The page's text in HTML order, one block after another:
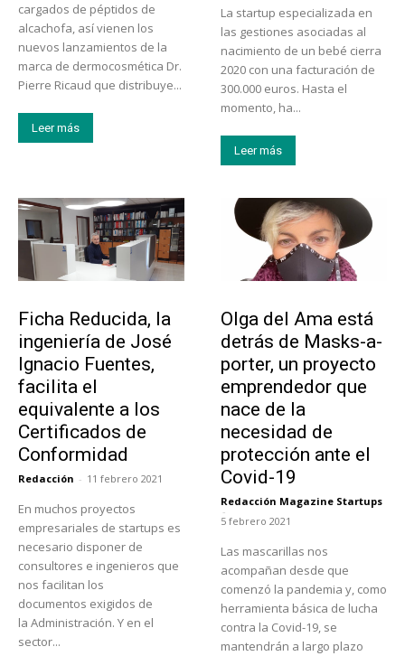
cargados de péptidos de
alcachofa, así vienen los
nuevos lanzamientos de la
marca de dermocosmética Dr.
Pierre Ricaud que distribuye...
Leer más
La startup especializada en
las gestiones asociadas al
nacimiento de un bebé cierra
2020 con una facturación de
300.000 euros. Hasta el
momento, ha...
Leer más
Ficha Reducida, la
ingeniería de José
Ignacio Fuentes,
facilita el
equivalente a los
Certificados de
Conformidad
Redacción - 11 febrero 2021
En muchos proyectos
empresariales de startups es
necesario disponer de
consultores e ingenieros que
nos facilitan los
documentos exigidos de
la Administración. Y en el
sector...
Olga del Ama está
detrás de Masks-a-
porter, un proyecto
emprendedor que
nace de la
necesidad de
protección ante el
Covid-19
Redacción Magazine Startups
-
5 febrero 2021
Las mascarillas nos
acompañan desde que
comenzó la pandemia y, como
herramienta básica de lucha
contra la Covid-19, se
mantendrán a largo plazo